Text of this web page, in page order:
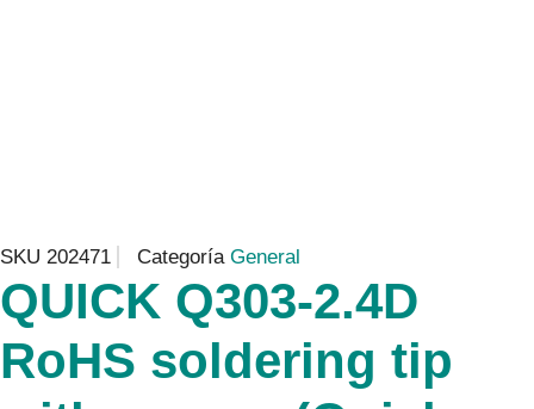
SKU 202471 Categoría General
QUICK Q303-2.4D
RoHS soldering tip